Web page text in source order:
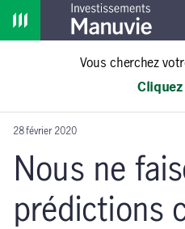
Home
Vous cherchez
28 février 2020
Nous ne
prédictions